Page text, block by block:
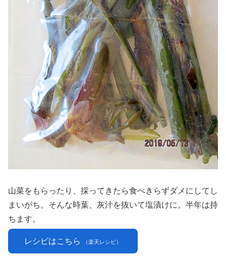
山菜をもらったり、採ってきたら食べきらずダメにしてし
まいがち。そんな時葉、灰汁を抜いて塩漬けに。半年は持
ちます。
レシピはこちら （楽天レシピ）